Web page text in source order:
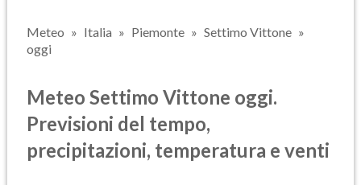
Meteo Italia Piemonte
Settimo Vittone
oggi
Meteo Settimo Vittone oggi.
Previsioni del tempo,
precipitazioni, temperatura e venti